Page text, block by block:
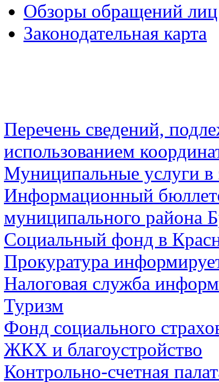
Обзоры обращений лиц
Законодательная карта
Перечень сведений,
использованием
Муниципальные услуги в
Информационный
муниципального района
Социальный фонд в
Прокуратура
Налоговая служба
Туризм
Фонд социального
ЖКХ и благоустройство
Контрольно-счетная